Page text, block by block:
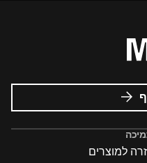
על
פרסומות
Mozilla
למוצרים